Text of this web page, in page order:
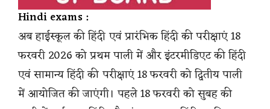
Hindi exams :
अब हाईस्कूल की हिंदी एवं प्रारंभिक हिंदी की परीक्षाएं 18
फरवरी 2026 को प्रथम पाली में और इंटरमीडिएट की हिंदी
एवं सामान्य हिंदी की परीक्षाएं 18 फरवरी को द्वितीय पाली
में आयोजित की जाएंगी। पहले 18 फरवरी को सुबह की